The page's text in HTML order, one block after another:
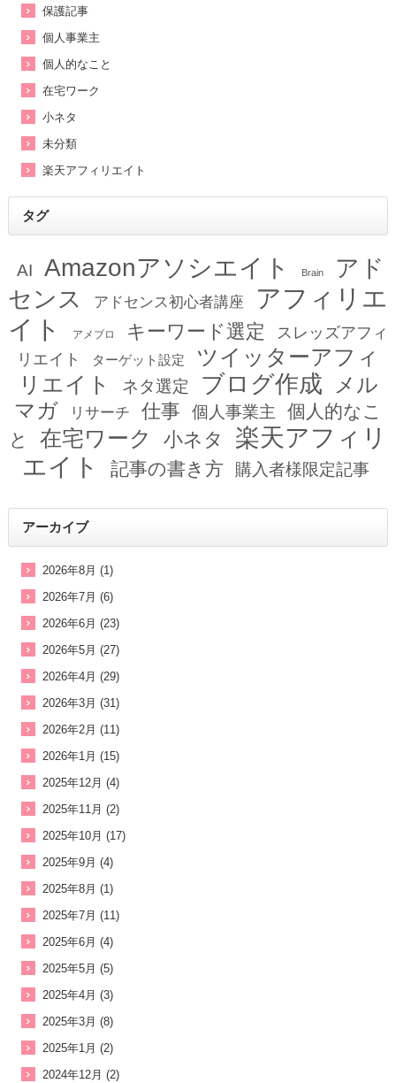
保護記事
個人事業主
個人的なこと
在宅ワーク
小ネタ
未分類
楽天アフィリエイト
タグ
AI Amazonアソシエイト Brain
アド
センス
アドセンス初心者講座
アフィリエ
イト
アメブロ キーワード選定
スレッズアフィ
リエイト
ターゲット設定
ツイッターアフィ
リエイト
ネタ選定 ブログ作成
メル
マガ
リサーチ 仕事 個人事業主
個人的なこ
と
在宅ワーク 小ネタ
楽天アフィリ
エイト
記事の書き方 購入者様限定記事
アーカイブ
2026年8月 (1)
2026年7月 (6)
2026年6月 (23)
2026年5月 (27)
2026年4月 (29)
2026年3月 (31)
2026年2月 (11)
2026年1月 (15)
2025年12月 (4)
2025年11月 (2)
2025年10月 (17)
2025年9月 (4)
2025年8月 (1)
2025年7月 (11)
2025年6月 (4)
2025年5月 (5)
2025年4月 (3)
2025年3月 (8)
2025年1月 (2)
2024年12月 (2)